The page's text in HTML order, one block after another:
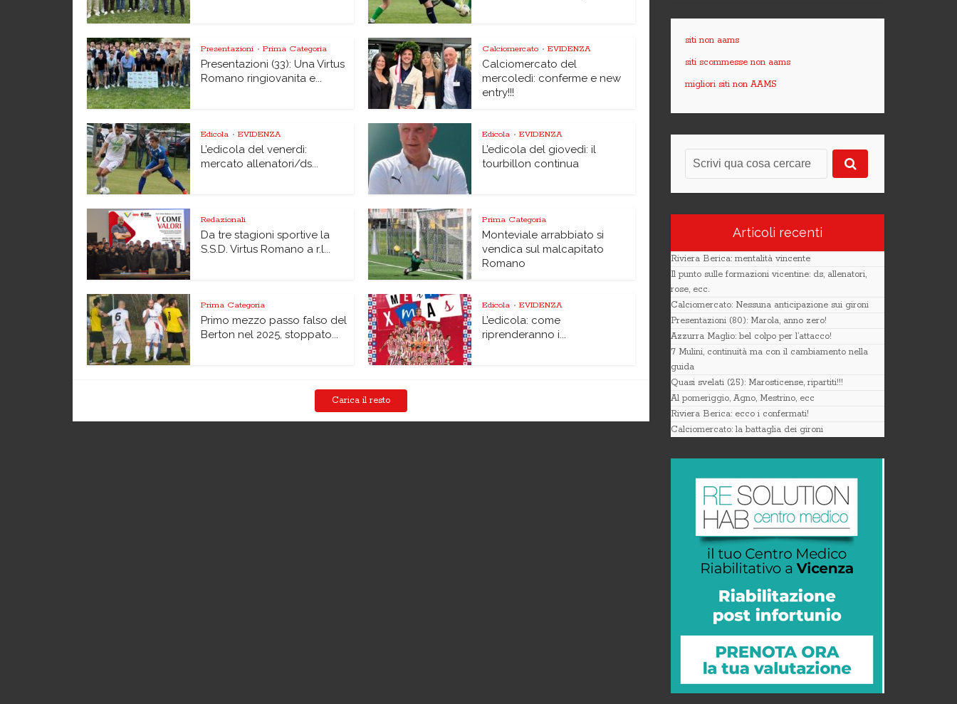
Presentazioni • Prima Categoria
Presentazioni (33): Una Virtus
Romano ringiovanita e...
Calciomercato • EVIDENZA
Calciomercato del
mercoledì: conferme e new
entry!!!
Edicola • EVIDENZA
L’edicola del venerdì:
mercato allenatori/ds...
Edicola • EVIDENZA
L’edicola del giovedì: il
tourbillon continua
Redazionali
Da tre stagioni sportive la
S.S.D. Virtus Romano a r.l...
Prima Categoria
Monteviale arrabbiato si
vendica sul malcapitato
Romano
Prima Categoria
Primo mezzo passo falso del
Berton nel 2025, stoppato...
Edicola • EVIDENZA
L’edicola: come
riprenderanno i...
Carica il resto
siti non aams
siti scommesse non aams
migliori siti non AAMS
Articoli recenti
Riviera Berica: mentalità vincente
Il punto sulle formazioni vicentine: ds, allenatori,
rose, ecc.
Calciomercato: Nessuna anticipazione sui gironi
Presentazioni (80): Marola, anno zero!
Azzurra Maglio: bel colpo per l’attacco!
7 Mulini, continuità ma con il cambiamento nella
guida
Quasi svelati (25): Marosticense, ripartiti!!!
Al pomeriggio, Agno, Mestrino, ecc
Riviera Berica: ecco i confermati!
Calciomercato: la battaglia dei gironi